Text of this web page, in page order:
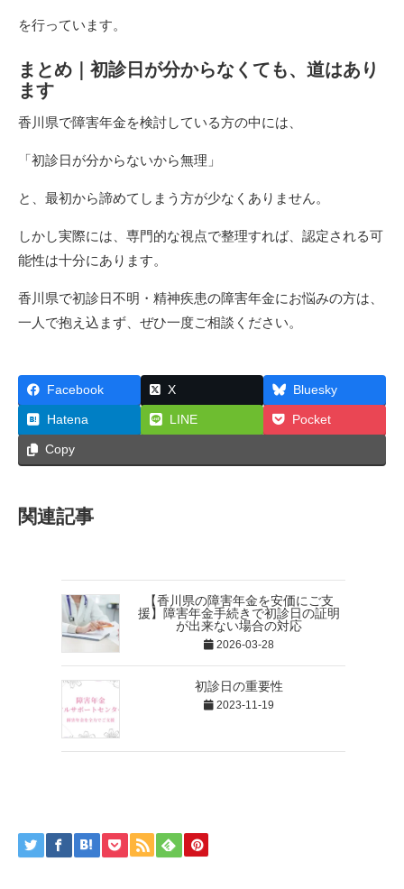
を行っています。
まとめ｜初診日が分からなくても、道はあり
ます
香川県で障害年金を検討している方の中には、
「初診日が分からないから無理」
と、最初から諦めてしまう方が少なくありません。
しかし実際には、専門的な視点で整理すれば、認定される可
能性は十分にあります。
香川県で初診日不明・精神疾患の障害年金にお悩みの方は、
一人で抱え込まず、ぜひ一度ご相談ください。
Facebook X Bluesky
Hatena LINE Pocket
Copy
関連記事
【香川県の障害年金を安価にご支
援】障害年金手続きで初診日の証明
が出来ない場合の対応
2026-03-28
初診日の重要性
2023-11-19